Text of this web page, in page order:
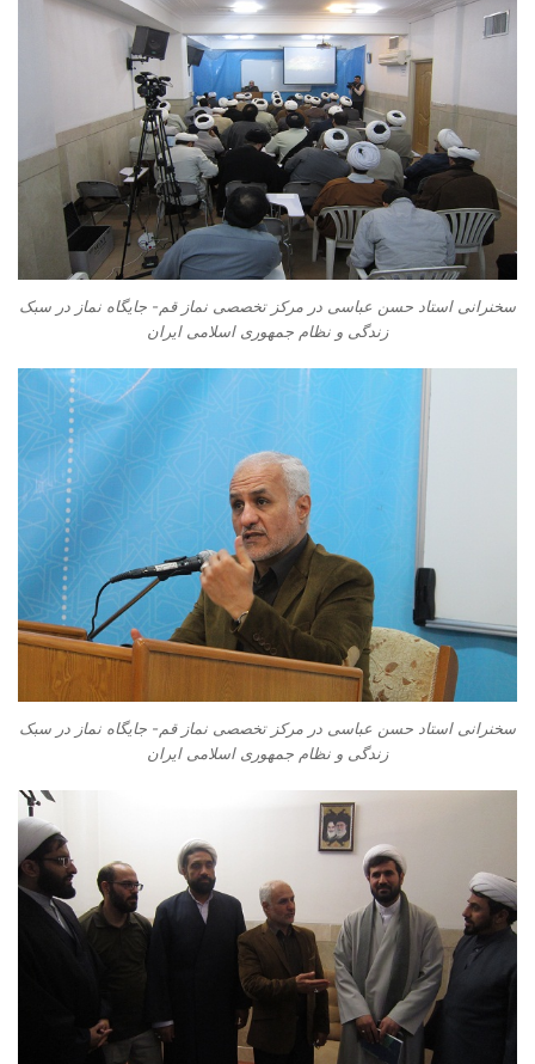
سخنرانی استاد حسن عباسی در مرکز تخصصی نماز قم- جایگاه نماز در سبک
زندگی و نظام جمهوری اسلامی ایران
سخنرانی استاد حسن عباسی در مرکز تخصصی نماز قم- جایگاه نماز در سبک
زندگی و نظام جمهوری اسلامی ایران